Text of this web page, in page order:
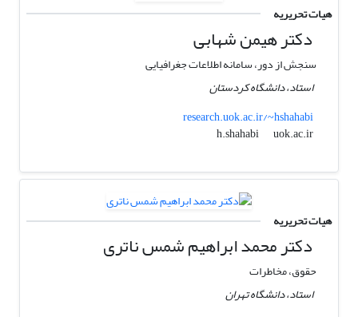
هیات تحریریه
دکتر هیمن شهابی
سنجش از دور، سامانه اطلاعات جغرافیایی
استاد، دانشگاه کردستان
research.uok.ac.ir/~hshahabi
h.shahabi
uok.ac.ir
هیات تحریریه
دکتر محمد ابراهیم شمس ناتری
حقوق، مخاطرات
استاد، دانشگاه تهران